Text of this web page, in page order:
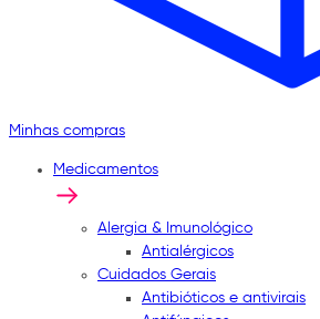
Minhas compras
Medicamentos
Alergia & Imunológico
Antialérgicos
Cuidados Gerais
Antibióticos e antivirais